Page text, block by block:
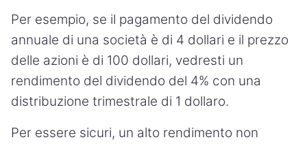
Per esempio, se il pagamento del dividendo
annuale di una società è di 4 dollari e il prezzo
delle azioni è di 100 dollari, vedresti un
rendimento del dividendo del 4% con una
distribuzione trimestrale di 1 dollaro.
Per essere sicuri, un alto rendimento non